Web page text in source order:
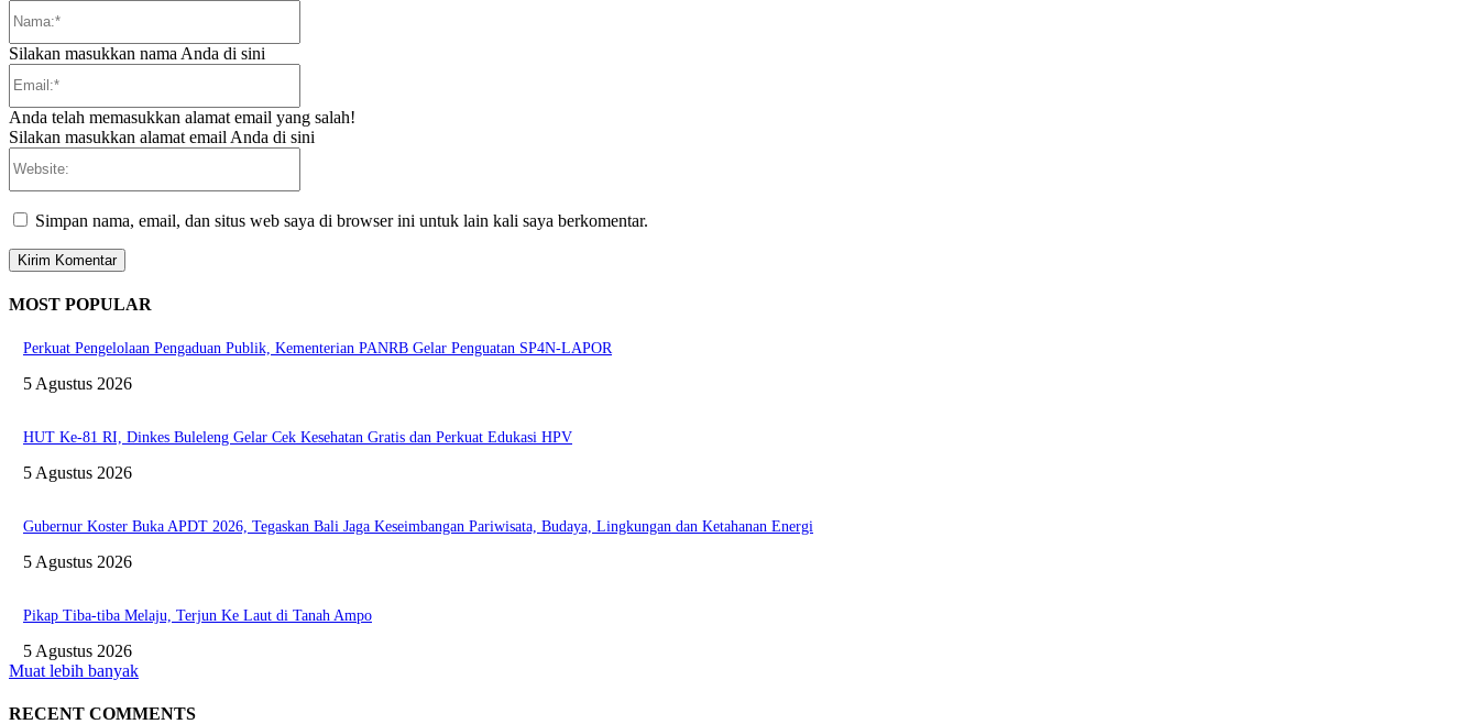
Silakan masukkan nama Anda di sini
Anda telah memasukkan alamat email yang salah!
Silakan masukkan alamat email Anda di sini
Simpan nama, email, dan situs web saya di browser ini untuk lain kali saya berkomentar.
MOST POPULAR
Perkuat Pengelolaan Pengaduan Publik, Kementerian PANRB Gelar Penguatan SP4N-LAPOR
5 Agustus 2026
HUT Ke-81 RI, Dinkes Buleleng Gelar Cek Kesehatan Gratis dan Perkuat Edukasi HPV
5 Agustus 2026
Gubernur Koster Buka APDT 2026, Tegaskan Bali Jaga Keseimbangan Pariwisata, Budaya, Lingkungan dan Ketahanan Energi
5 Agustus 2026
Pikap Tiba-tiba Melaju, Terjun Ke Laut di Tanah Ampo
5 Agustus 2026
Muat lebih banyak
RECENT COMMENTS